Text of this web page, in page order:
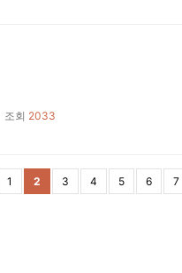
조회 2033
1 2 3 4 5 6 7